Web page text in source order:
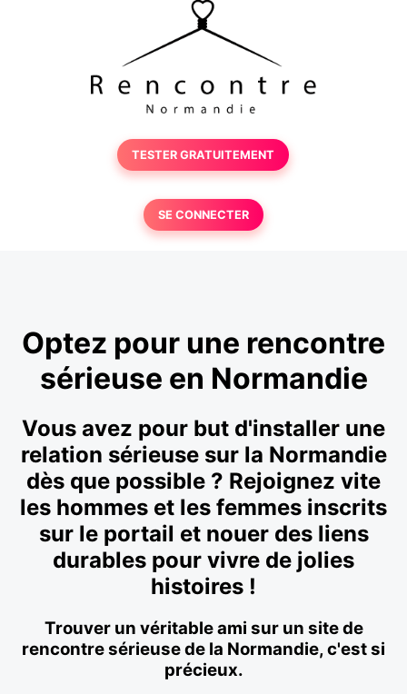
TESTER GRATUITEMENT
SE CONNECTER
Optez pour une rencontre
sérieuse en Normandie
Vous avez pour but d'installer une
relation sérieuse sur la Normandie
dès que possible ? Rejoignez vite
les hommes et les femmes inscrits
sur le portail et nouer des liens
durables pour vivre de jolies
histoires !
Trouver un véritable ami sur un site de
rencontre sérieuse de la Normandie, c'est si
précieux.